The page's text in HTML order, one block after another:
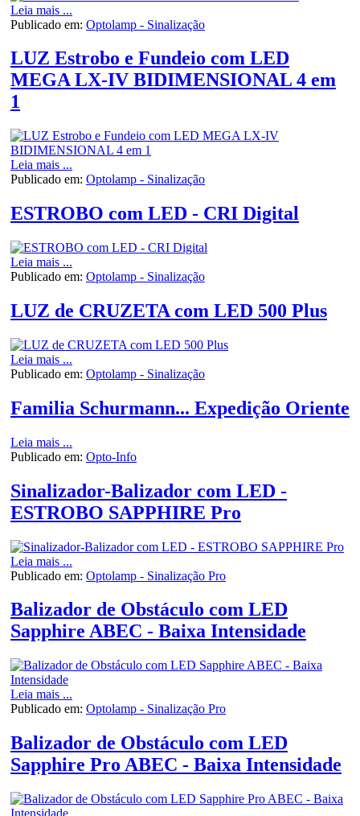
Leia mais ...
Publicado em: Optolamp - Sinalização
LUZ Estrobo e Fundeio com LED
MEGA LX-IV BIDIMENSIONAL 4 em
1
Leia mais ...
Publicado em: Optolamp - Sinalização
ESTROBO com LED - CRI Digital
Leia mais ...
Publicado em: Optolamp - Sinalização
LUZ de CRUZETA com LED 500 Plus
Leia mais ...
Publicado em: Optolamp - Sinalização
Familia Schurmann... Expedição Oriente
Leia mais ...
Publicado em: Opto-Info
Sinalizador-Balizador com LED -
ESTROBO SAPPHIRE Pro
Leia mais ...
Publicado em: Optolamp - Sinalização Pro
Balizador de Obstáculo com LED
Sapphire ABEC - Baixa Intensidade
Leia mais ...
Publicado em: Optolamp - Sinalização Pro
Balizador de Obstáculo com LED
Sapphire Pro ABEC - Baixa Intensidade